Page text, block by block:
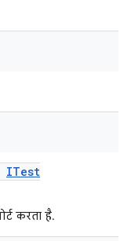
ITest
करता है.